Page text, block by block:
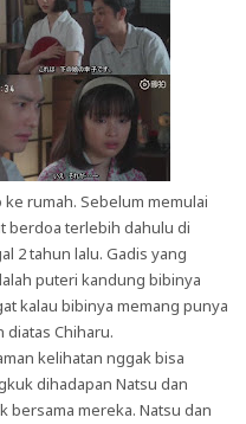
rumah. Sebelum memulai
berdoa terlebih dahulu di
2 tahun lalu. Gadis yang
puteri kandung bibinya
kalau bibinya memang punya
diatas Chiharu.
kelihatan nggak bisa
dihadapan Natsu dan
bersama mereka. Natsu dan